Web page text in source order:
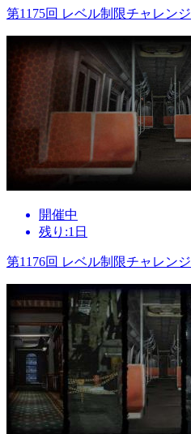
第1175回 レベル制限チャレンジ
開催中
残り:1日
第1176回 レベル制限チャレンジ